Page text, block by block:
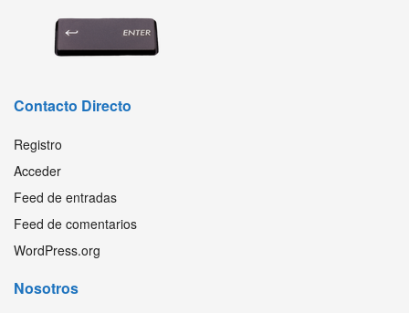
Contacto Directo
Registro
Acceder
Feed de entradas
Feed de comentarios
WordPress.org
Nosotros